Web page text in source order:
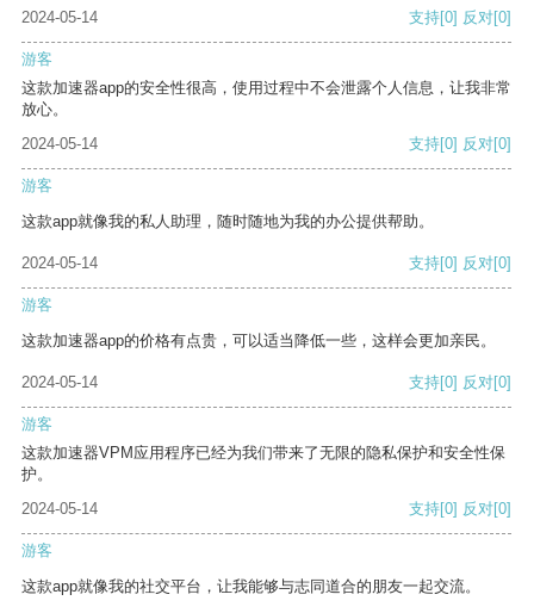
2024-05-14
支持[0] 反对[0]
游客
这款加速器app的安全性很高，使用过程中不会泄露个人信息，让我非常
放心。
2024-05-14
支持[0] 反对[0]
游客
这款app就像我的私人助理，随时随地为我的办公提供帮助。
2024-05-14 支持[0] 反对[0]
游客
这款加速器app的价格有点贵，可以适当降低一些，这样会更加亲民。
2024-05-14 支持[0] 反对[0]
游客
这款加速器VPM应用程序已经为我们带来了无限的隐私保护和安全性保
护。
2024-05-14
支持[0] 反对[0]
游客
这款app就像我的社交平台，让我能够与志同道合的朋友一起交流。